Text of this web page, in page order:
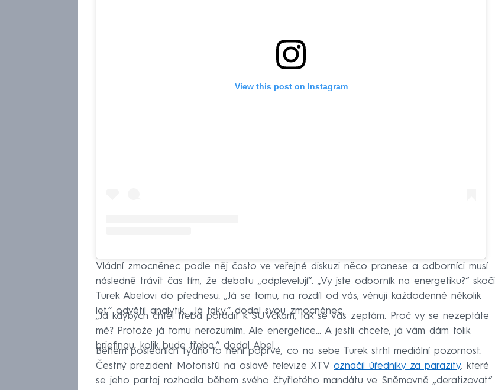
View this post on Instagram
Vládní zmocněnec podle něj často ve veřejné diskuzi něco pronese a odborníci musí
následně trávit čas tím, že debatu „odplevelují“. „Vy jste odborník na energetiku?“ skočil
Turek Abelovi do přednesu. „Já se tomu, na rozdíl od vás, věnuji každodenně několik
let,“ odvětil analytik. „Já taky,“ dodal svou zmocněnec.
„Já kdybych chtěl třeba poradit k SUVčkám, tak se vás zeptám. Proč vy se nezeptáte
mě? Protože já tomu nerozumím. Ale energetice… A jestli chcete, já vám dám tolik
briefingu, kolik bude třeba,“ dodal Abel.
Během posledních týdnů to není poprvé, co na sebe Turek strhl mediální pozornost.
Čestný prezident Motoristů na oslavě televize XTV označil úředníky za parazity, které
se jeho partaj rozhodla během svého čtyřletého mandátu ve Sněmovně „deratizovat“.